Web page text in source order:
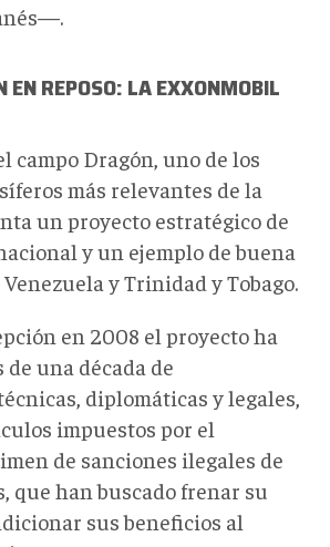
EN REPOSO: LA EXXONMOBIL
campo Dragón, uno de los
más relevantes de la
un proyecto estratégico de
y un ejemplo de buena
y Trinidad y Tobago.
en 2008 el proyecto ha
de una década de
diplomáticas y legales,
impuestos por el
de sanciones ilegales de
que han buscado frenar su
sus beneficios al